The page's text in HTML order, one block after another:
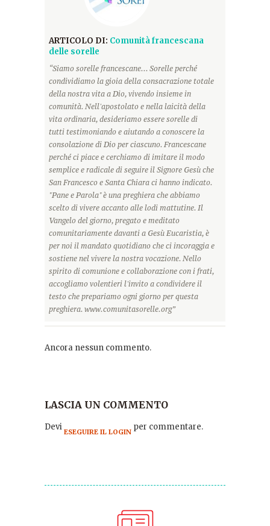
ARTICOLO DI: Comunità francescana
delle sorelle
“Siamo sorelle francescane... Sorelle perché
condividiamo la gioia della consacrazione totale
della nostra vita a Dio, vivendo insieme in
comunità. Nell'apostolato e nella laicità della
vita ordinaria, desideriamo essere sorelle di
tutti testimoniando e aiutando a conoscere la
consolazione di Dio per ciascuno. Francescane
perché ci piace e cerchiamo di imitare il modo
semplice e radicale di seguire il Signore Gesù che
San Francesco e Santa Chiara ci hanno indicato.
"Pane e Parola" è una preghiera che abbiamo
scelto di vivere accanto alle lodi mattutine. Il
Vangelo del giorno, pregato e meditato
comunitariamente davanti a Gesù Eucaristia, è
per noi il mandato quotidiano che ci incoraggia e
sostiene nel vivere la nostra vocazione. Nello
spirito di comunione e collaborazione con i frati,
accogliamo volentieri l'invito a condividere il
testo che prepariamo ogni giorno per questa
preghiera. www.comunitasorelle.org”
Ancora nessun commento.
LASCIA UN COMMENTO
Devi ESEGUIRE IL LOGIN per commentare.